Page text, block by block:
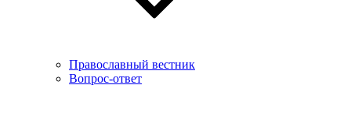
Православный вестник
Вопрос-ответ